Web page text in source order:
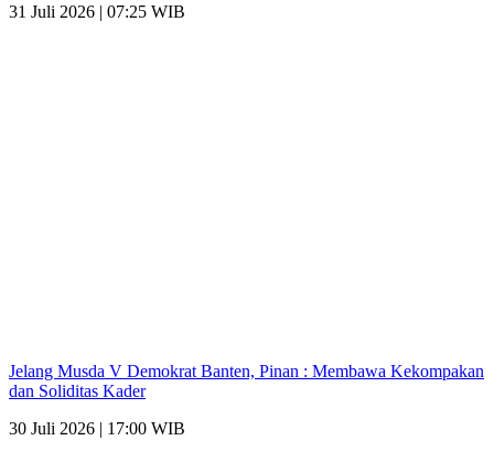
31 Juli 2026 | 07:25 WIB
Jelang Musda V Demokrat Banten, Pinan : Membawa Kekompakan
dan Soliditas Kader
30 Juli 2026 | 17:00 WIB